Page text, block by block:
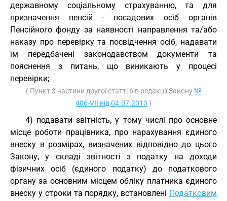
державному соціальному страхуванню, та для
призначення пенсій - посадових осіб органів
Пенсійного фонду за наявності направлення та/або
наказу про перевірку та посвідчення осіб, надавати
їм передбачені законодавством документи та
пояснення з питань, що виникають у процесі
перевірки;
( Пункт 3 частини другої статті 6 в редакції Закону №
406-VII від 04.07.2013 )
4) подавати звітність, у тому числі про основне
місце роботи працівника, про нарахування єдиного
внеску в розмірах, визначених відповідно до цього
Закону, у складі звітності з податку на доходи
фізичних осіб (єдиного податку) до податкового
органу за основним місцем обліку платника єдиного
внеску у строки та порядку, встановлені Податковим